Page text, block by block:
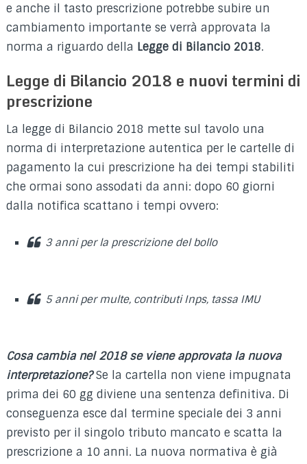
e anche il tasto prescrizione potrebbe subire un
cambiamento importante se verrà approvata la
norma a riguardo della Legge di Bilancio 2018.
Legge di Bilancio 2018 e nuovi termini di
prescrizione
La legge di Bilancio 2018 mette sul tavolo una
norma di interpretazione autentica per le cartelle di
pagamento la cui prescrizione ha dei tempi stabiliti
che ormai sono assodati da anni: dopo 60 giorni
dalla notifica scattano i tempi ovvero:
3 anni per la prescrizione del bollo
5 anni per multe, contributi Inps, tassa IMU
Cosa cambia nel 2018 se viene approvata la nuova
interpretazione?Se la cartella non viene impugnata
prima dei 60 gg diviene una sentenza definitiva. Di
conseguenza esce dal termine speciale dei 3 anni
previsto per il singolo tributo mancato e scatta la
prescrizione a 10 anni. La nuova normativa è già